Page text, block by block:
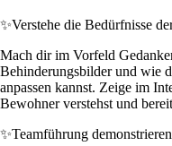
✨Verstehe die Bedürfnisse
Mach dir im Vorfeld
Behinderungsbilder und wie
anpassen kannst. Zeige im
Bewohner verstehst und
✨Teamführung demonstrieren